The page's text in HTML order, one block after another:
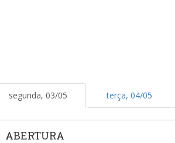
segunda, 03/05 terça, 04/05
ABERTURA